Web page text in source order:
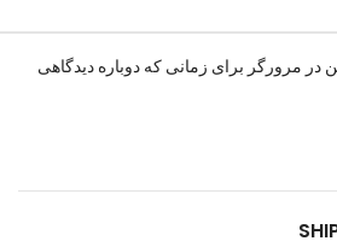
در مرورگر برای زمانی که دوباره دیدگاهی